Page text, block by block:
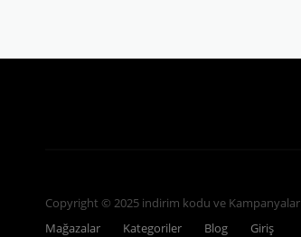
Copyright © 2025 indirim kodu ve Kampanyalar
Mağazalar
Kategoriler Blog Giriş